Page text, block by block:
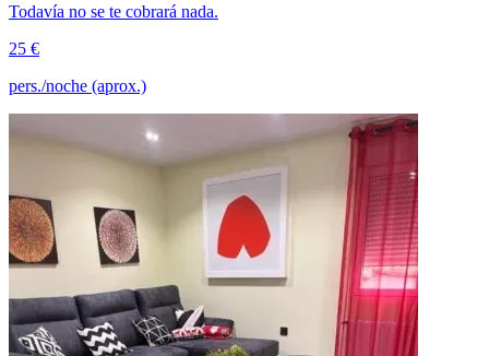
Todavía no se te cobrará nada.
25 €
pers./noche (aprox.)